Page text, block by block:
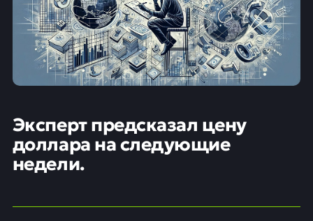
Эксперт предсказал цену
доллара на следующие
недели.